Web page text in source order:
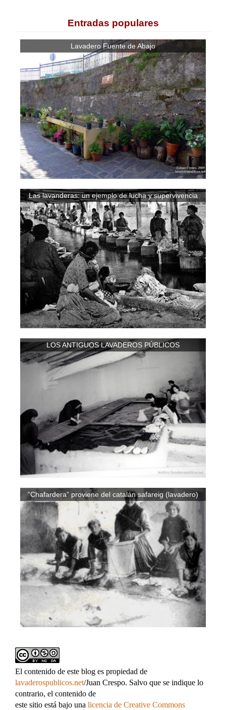
Entradas populares
Lavadero Fuente de Abajo
Las lavanderas: un ejemplo de lucha y supervivencia
LOS ANTIGUOS LAVADEROS PÚBLICOS
“Chafardera” proviene del catalán safareig (lavadero)
El contenido de este blog es propiedad de
lavaderospublicos.net/Juan Crespo. Salvo que se indique lo
contrario, el contenido de
este sitio está bajo una licencia de Creative Commons